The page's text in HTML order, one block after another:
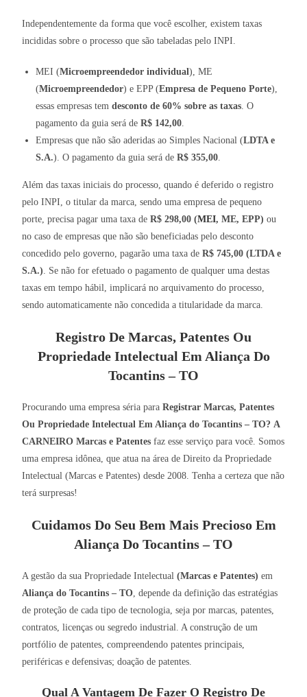
Independentemente da forma que você escolher, existem taxas
incididas sobre o processo que são tabeladas pelo INPI.
MEI (Microempreendedor individual), ME
(Microempreendedor) e EPP (Empresa de Pequeno Porte),
essas empresas temdesconto de 60% sobre as taxas . O
pagamento da guia será deR$ 142,00
Empresas que não são aderidas ao Simples Nacional (LDTA e
S.A.). O pagamento da guia será deR$ 355,00
Além das taxas iniciais do processo, quando é deferido o registro
pelo INPI, o titular da marca, sendo uma empresa de pequeno
porte, precisa pagar uma taxa deR$ 298,00 (MEI, ME, EPP) ou
no caso de empresas que não são beneficiadas pelo desconto
concedido pelo governo, pagarão uma taxa deR$ 745,00 (LTDA e
S.A.) . Se não for efetuado o pagamento de qualquer uma destas
taxas em tempo hábil, implicará no arquivamento do processo,
sendo automaticamente não concedida a titularidade da marca.
Registro De Marcas, Patentes Ou
Propriedade Intelectual Em Aliança Do
Tocantins – TO
Procurando uma empresa séria paraRegistrar Marcas, Patentes
Ou Propriedade Intelectual Em Aliança do Tocantins – TO? A
CARNEIRO Marcas e Patentes faz esse serviço para você. Somos
uma empresa idônea, que atua na área de Direito da Propriedade
Intelectual (Marcas e Patentes) desde 2008. Tenha a certeza que não
terá surpresas!
Cuidamos Do Seu Bem Mais Precioso Em
Aliança Do Tocantins – TO
A gestão da sua Propriedade Intelectual(Marcas e Patentes) em
Aliança do Tocantins – TO , depende da definição das estratégias
de proteção de cada tipo de tecnologia, seja por marcas, patentes,
contratos, licenças ou segredo industrial. A construção de um
portfólio de patentes, compreendendo patentes principais,
periféricas e defensivas; doação de patentes.
Qual A Vantagem De Fazer O Registro De